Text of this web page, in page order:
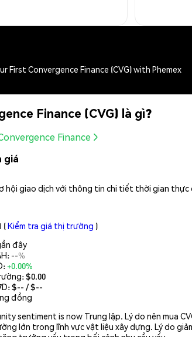
First Convergence Finance (CVG) with Phemex
Finance (CVG) là gì?
Finance
giá
hội giao dịch với thông tin chi tiết thời gian thực
(Kiểm tra giá thị trường )
đây
--%
+0.00%
$0.00
$-- / $--
đồng
sentiment is now Trung lập. Lý do nên mua
lớn trong lĩnh vực vật liệu xây dựng. Lý do